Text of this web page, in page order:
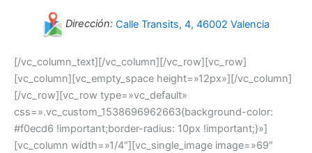
Dirección: Calle Transits, 4, 46002 Valencia
[/vc_column_text][/vc_column][/vc_row][vc_row]
[vc_column][vc_empty_space height=»12px»][/vc_column]
[/vc_row][vc_row type=»vc_default»
css=».vc_custom_1538696962663{background-color:
#f0ecd6 !important;border-radius: 10px !important;}»]
[vc_column width=»1/4″][vc_single_image image=»69″